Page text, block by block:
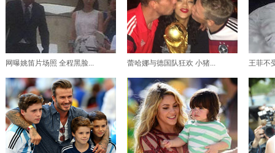
网曝姚笛片场照 全程黑脸... 蕾哈娜与德国队狂欢 小猪... 王菲不